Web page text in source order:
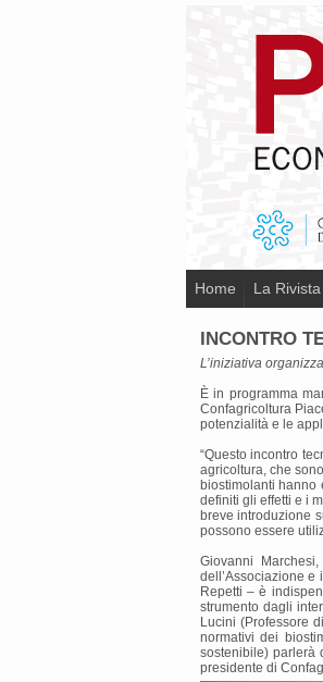
Home La Rivista
INCONTRO
L’iniziativa
È in programma
Confagricoltura
potenzialità e le
“Questo incontro
agricoltura, che
biostimolanti
definiti gli effetti e i
breve introduzione
possono essere
Giovanni
dell’Associazione e
Repetti – è
strumento dagli
Lucini (Professore
normativi dei
sostenibile) parlerà
presidente di